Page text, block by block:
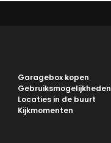
Garagebox kopen
Gebruiksmogelijkheden
Locaties in de buurt
Kijkmomenten